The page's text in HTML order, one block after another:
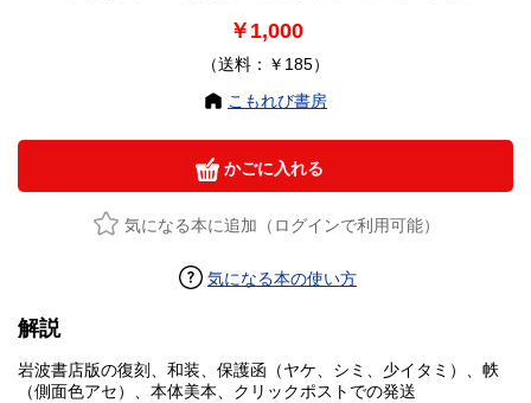
￥1,000
（送料：￥185）
こもれび書房
かごに入れる
気になる本に追加（ログインで利用可能）
気になる本の使い方
解説
岩波書店版の復刻、和装、保護函（ヤケ、シミ、少イタミ）、帙
（側面色アセ）、本体美本、クリックポストでの発送